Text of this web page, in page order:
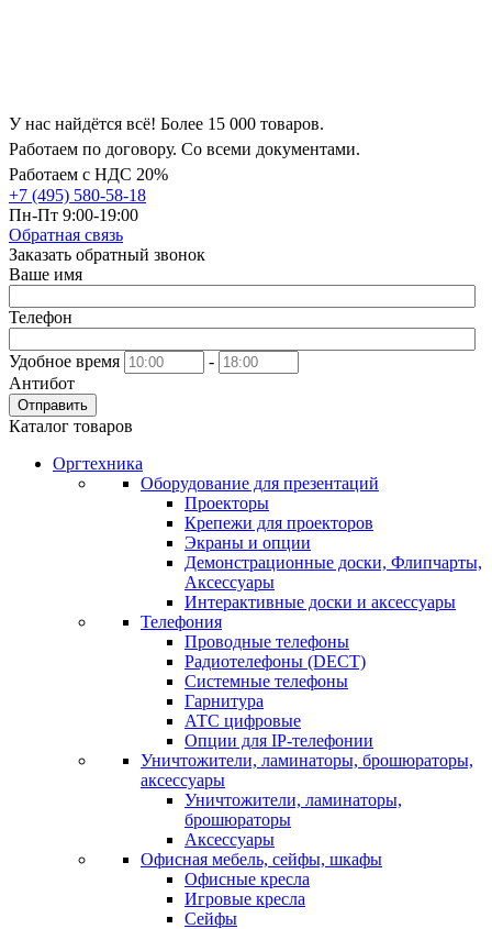
У нас найдётся всё! Более 15 000 товаров.
Работаем по договору. Со всеми документами.
Работаем с НДС 20%
+7 (495) 580-58-18
Пн-Пт 9:00-19:00
Обратная связь
Заказать обратный звонок
Ваше имя
Телефон
Удобное время
-
Антибот
Отправить
Каталог товаров
Оргтехника
Оборудование для презентаций
Проекторы
Крепежи для проекторов
Экраны и опции
Демонстрационные доски, Флипчарты,
Аксессуары
Интерактивные доски и аксессуары
Телефония
Проводные телефоны
Радиотелефоны (DECT)
Системные телефоны
Гарнитура
АТС цифровые
Опции для IP-телефонии
Уничтожители, ламинаторы, брошюраторы,
аксессуары
Уничтожители, ламинаторы,
брошюраторы
Аксессуары
Офисная мебель, сейфы, шкафы
Офисные кресла
Игровые кресла
Сейфы